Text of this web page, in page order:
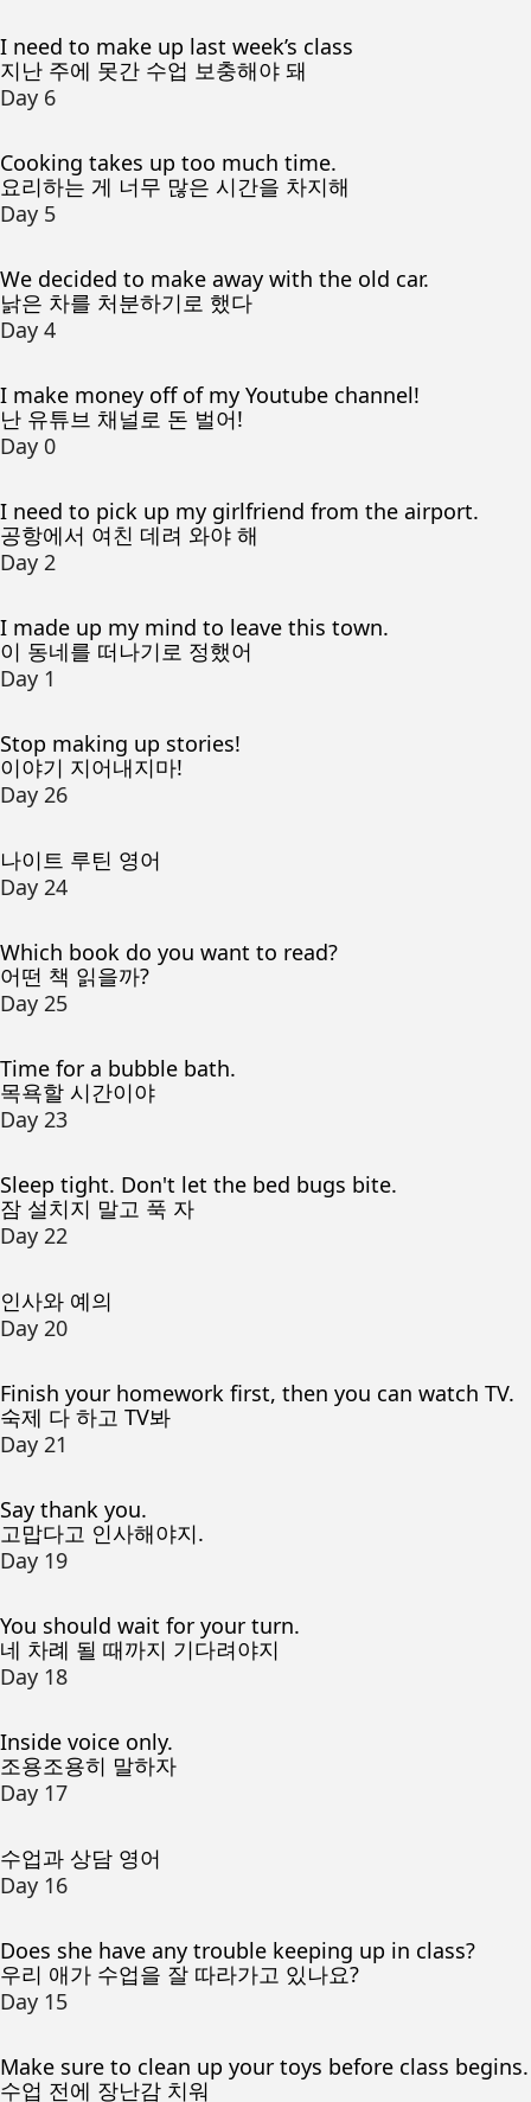
I need to make up last week’s class
지난 주에 못간 수업 보충해야 돼
Day 6
Cooking takes up too much time.
요리하는 게 너무 많은 시간을 차지해
Day 5
We decided to make away with the old car.
낡은 차를 처분하기로 했다
Day 4
I make money off of my Youtube channel!
난 유튜브 채널로 돈 벌어!
Day 0
I need to pick up my girlfriend from the airport.
공항에서 여친 데려 와야 해
Day 2
I made up my mind to leave this town.
이 동네를 떠나기로 정했어
Day 1
Stop making up stories!
이야기 지어내지마!
Day 26
나이트 루틴 영어
Day 24
Which book do you want to read?
어떤 책 읽을까?
Day 25
Time for a bubble bath.
목욕할 시간이야
Day 23
Sleep tight. Don't let the bed bugs bite.
잠 설치지 말고 푹 자
Day 22
인사와 예의
Day 20
Finish your homework first, then you can watch TV.
숙제 다 하고 TV봐
Day 21
Say thank you.
고맙다고 인사해야지.
Day 19
You should wait for your turn.
네 차례 될 때까지 기다려야지
Day 18
Inside voice only.
조용조용히 말하자
Day 17
수업과 상담 영어
Day 16
Does she have any trouble keeping up in class?
우리 애가 수업을 잘 따라가고 있나요?
Day 15
Make sure to clean up your toys before class begins.
수업 전에 장난감 치워